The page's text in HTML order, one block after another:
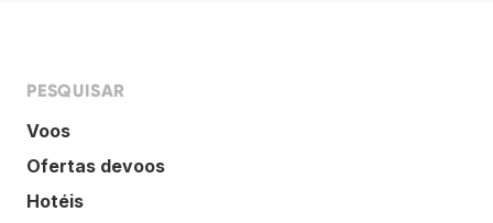
PESQUISAR
Voos
Ofertas devoos
Hotéis